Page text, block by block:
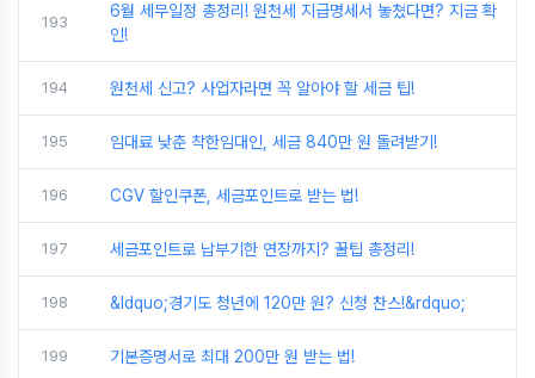
193
6월 세무일정 총정리! 원천세 지급명세서 놓쳤다면? 지금 확
인!
194 원천세 신고? 사업자라면 꼭 알아야 할 세금 팁!
195 임대료 낮춘 착한임대인, 세금 840만 원 돌려받기!
196 CGV 할인쿠폰, 세금포인트로 받는 법!
197 세금포인트로 납부기한 연장까지? 꿀팁 총정리!
198 &ldquo;경기도 청년에 120만 원? 신청 찬스!&rdquo;
199 기본증명서로 최대 200만 원 받는 법!